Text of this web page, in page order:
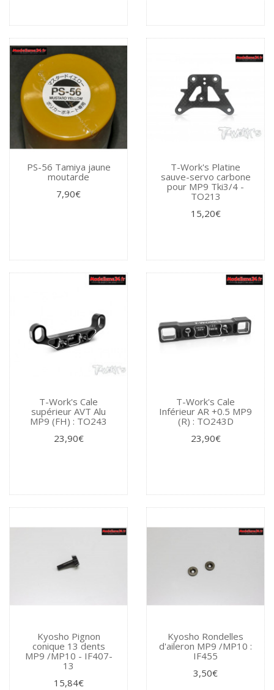
PS-56 Tamiya jaune
moutarde
7,90€
T-Work's Platine
sauve-servo carbone
pour MP9 Tki3/4 -
TO213
15,20€
T-Work's Cale
supérieur AVT Alu
MP9 (FH) : TO243
23,90€
T-Work's Cale
Inférieur AR +0.5 MP9
(R) : TO243D
23,90€
Kyosho Pignon
conique 13 dents
MP9 /MP10 - IF407-
13
15,84€
Kyosho Rondelles
d'aileron MP9 /MP10 :
IF455
3,50€